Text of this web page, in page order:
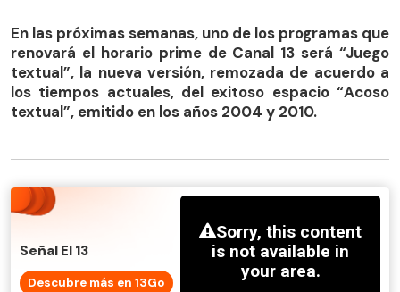
En las próximas semanas, uno de los programas que
renovará el horario prime de Canal 13 será “Juego
textual”, la nueva versión, remozada de acuerdo a
los tiempos actuales, del exitoso espacio “Acoso
textual”, emitido en los años 2004 y 2010.
Señal El 13
Descubre más en 13Go